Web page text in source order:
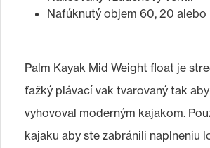
Nafúknutý objem 60, 20 alebo
Palm Kayak Mid Weight float je
ťažký plávací vak tvarovaný tak aby
vyhovoval moderným kajakom.
kajaku aby ste zabránili naplneniu